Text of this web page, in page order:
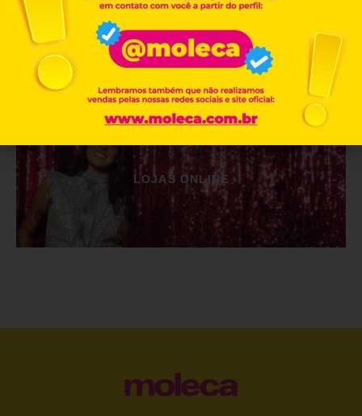
LOJAS FÍSICAS
LOJAS ONLINE